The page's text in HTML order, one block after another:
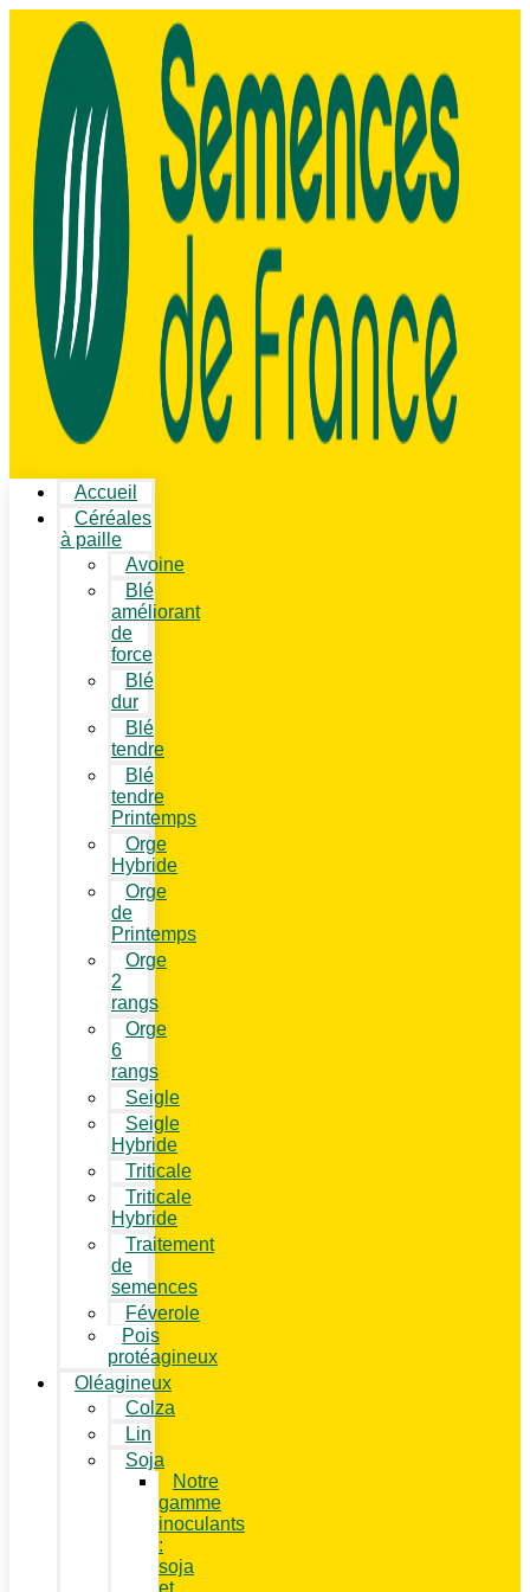
Accueil
Céréales
à paille
Avoine
Blé
améliorant
de
force
Blé
dur
Blé
tendre
Blé
tendre
Printemps
Orge
Hybride
Orge
de
Printemps
Orge
2
rangs
Orge
6
rangs
Seigle
Seigle
Hybride
Triticale
Triticale
Hybride
Traitement
de
semences
Féverole
Pois
protéagineux
Oléagineux
Colza
Lin
Soja
Notre
gamme
inoculants
:
soja
et